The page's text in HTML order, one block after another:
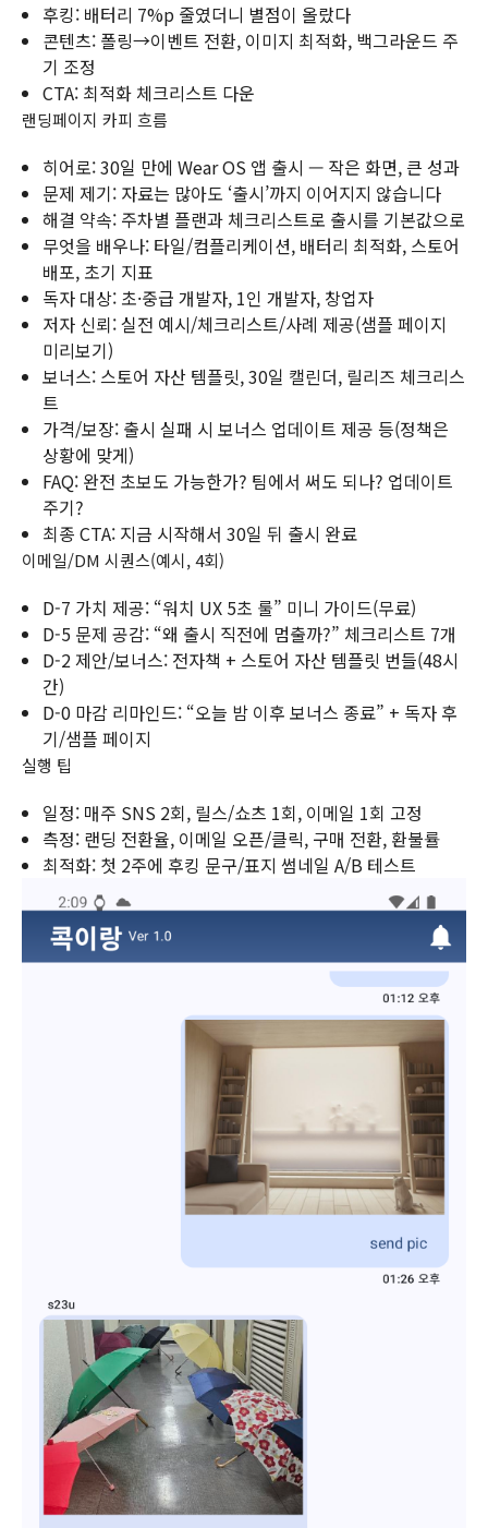
후킹: 배터리 7%p 줄였더니 별점이 올랐다
콘텐츠: 폴링→이벤트 전환, 이미지 최적화, 백그라운드 주
기 조정
CTA: 최적화 체크리스트 다운
랜딩페이지 카피 흐름
히어로: 30일 만에 Wear OS 앱 출시 — 작은 화면, 큰 성과
문제 제기: 자료는 많아도 ‘출시’까지 이어지지 않습니다
해결 약속: 주차별 플랜과 체크리스트로 출시를 기본값으로
무엇을 배우나: 타일/컴플리케이션, 배터리 최적화, 스토어
배포, 초기 지표
독자 대상: 초·중급 개발자, 1인 개발자, 창업자
저자 신뢰: 실전 예시/체크리스트/사례 제공(샘플 페이지
미리보기)
보너스: 스토어 자산 템플릿, 30일 캘린더, 릴리즈 체크리스
트
가격/보장: 출시 실패 시 보너스 업데이트 제공 등(정책은
상황에 맞게)
FAQ: 완전 초보도 가능한가? 팀에서 써도 되나? 업데이트
주기?
최종 CTA: 지금 시작해서 30일 뒤 출시 완료
이메일/DM 시퀀스(예시, 4회)
D-7 가치 제공: “워치 UX 5초 룰” 미니 가이드(무료)
D-5 문제 공감: “왜 출시 직전에 멈출까?” 체크리스트 7개
D-2 제안/보너스: 전자책 + 스토어 자산 템플릿 번들(48시
간)
D-0 마감 리마인드: “오늘 밤 이후 보너스 종료” + 독자 후
기/샘플 페이지
실행 팁
일정: 매주 SNS 2회, 릴스/쇼츠 1회, 이메일 1회 고정
측정: 랜딩 전환율, 이메일 오픈/클릭, 구매 전환, 환불률
최적화: 첫 2주에 후킹 문구/표지 썸네일 A/B 테스트